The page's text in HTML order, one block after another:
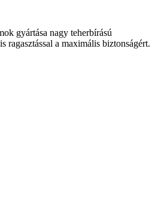
gyártása nagy teherbírású
ragasztással a maximális biztonságért.